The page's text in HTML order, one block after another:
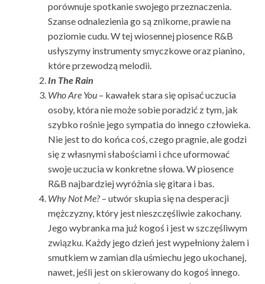
porównuje spotkanie swojego przeznaczenia.
Szanse odnalezienia go są znikome, prawie na
poziomie cudu. W tej wiosennej piosence R&B
usłyszymy instrumenty smyczkowe oraz pianino,
które przewodzą melodii.
In The Rain
Who Are You – kawałek stara się opisać uczucia
osoby, która nie może sobie poradzić z tym, jak
szybko rośnie jego sympatia do innego człowieka.
Nie jest to do końca coś, czego pragnie, ale godzi
się z własnymi słabościami i chce uformować
swoje uczucia w konkretne słowa. W piosence
R&B najbardziej wyróżnia się gitara i bas.
Why Not Me?– utwór skupia się na desperacji
mężczyzny, który jest nieszczęśliwie zakochany.
Jego wybranka ma już kogoś i jest w szczęśliwym
związku. Każdy jego dzień jest wypełniony żalem i
smutkiem w zamian dla uśmiechu jego ukochanej,
nawet, jeśli jest on skierowany do kogoś innego.